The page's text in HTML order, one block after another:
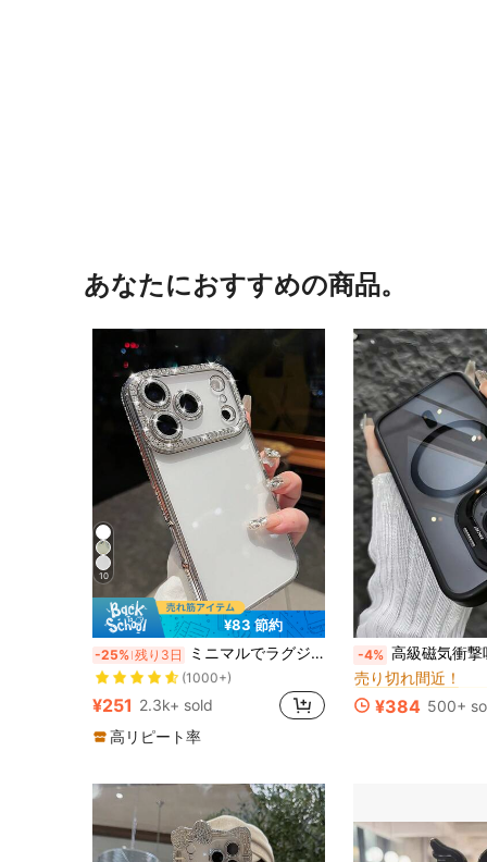
あなたにおすすめの商品。
10
¥83 節約
-25% 残り3日 ミニマルでラグジュアリーなきらめくラインストーンがあしらわれた電気メッキシルバーのスマホケース。iPhone 17 Pro Max/17 Pro/17 Air/17対応。ソフトシェルタイプ。新デザイン。春のギフトに最適。
売り切れ間近！
(1000+)
売り切れ間近！
(1000+)
売り切れ間近！
(1000+)
売り切れ間近！
(1000+)
¥251 2.3k+ sold
高リピート率
-4% 高級磁気衝撃吸収ヘビーデューティープレミアムケース キックスタンド付き 強化ガラスレンズプロテ
#8 ベストセラー
売り切れ間近！
#8 ベストセラー
売り切れ間近！
#8 ベストセラー
売り切れ間近！
#8 ベストセラー
¥384 500+